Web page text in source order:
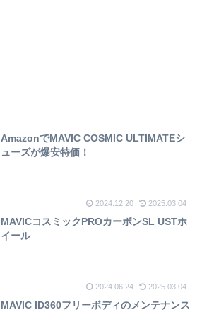
AmazonでMAVIC COSMIC ULTIMATEシ
ューズが爆安特価！
2024.12.20 2025.03.04
MAVICコスミックPROカーボンSL USTホ
イール
2024.06.24 2025.03.04
MAVIC ID360フリーボディのメンテナンス